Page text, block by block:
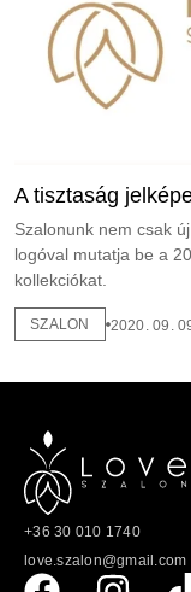
A tisztaság
Szalonunk nem csak
logóval mutatja be a
kollekciókat.
SZALON 2020. 09.
+36 30 010 1740
love.szalon@gmail.com